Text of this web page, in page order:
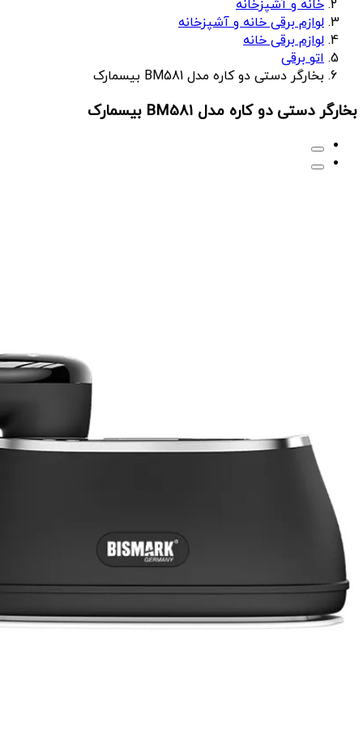
خانه و آشپزخانه
لوازم برقی خانه و آشپزخانه
لوازم برقی خانه
اتو برقی
بخارگر دستی دو کاره مدل BM581 بیسمارک
بخارگر دستی دو کاره مدل BM581 بیسمارک